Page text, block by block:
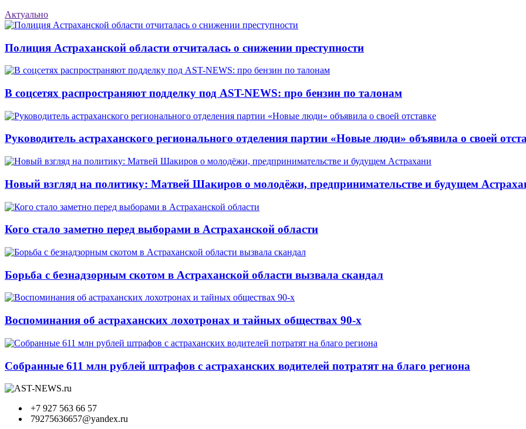
Актуально
Полиция Астраханской области отчиталась о снижении преступности
В соцсетях распространяют подделку под AST-NEWS: про бензин по талонам
Руководитель астраханского регионального отделения партии «Новые люди» объявила о своей
Новый взгляд на политику: Матвей Шакиров о молодёжи, предпринимательстве и будущем
Кого стало заметно перед выборами в Астраханской области
Борьба с безнадзорным скотом в Астраханской области вызвала скандал
Воспоминания об астраханских лохотронах и тайных обществах 90-х
Собранные 611 млн рублей штрафов с астраханских водителей потратят на благо региона
+7 927 563 66 57
79275636657@yandex.ru